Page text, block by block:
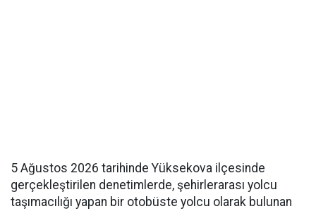
5 Ağustos 2026 tarihinde Yüksekova ilçesinde
gerçekleştirilen denetimlerde, şehirlerarası yolcu
taşımacılığı yapan bir otobüste yolcu olarak bulunan